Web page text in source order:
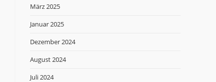
März 2025
Januar 2025
Dezember 2024
August 2024
Juli 2024